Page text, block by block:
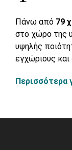
Πάνω από 79
στο χώρο της
υψηλής
εγχώριους και
Περισσότερα